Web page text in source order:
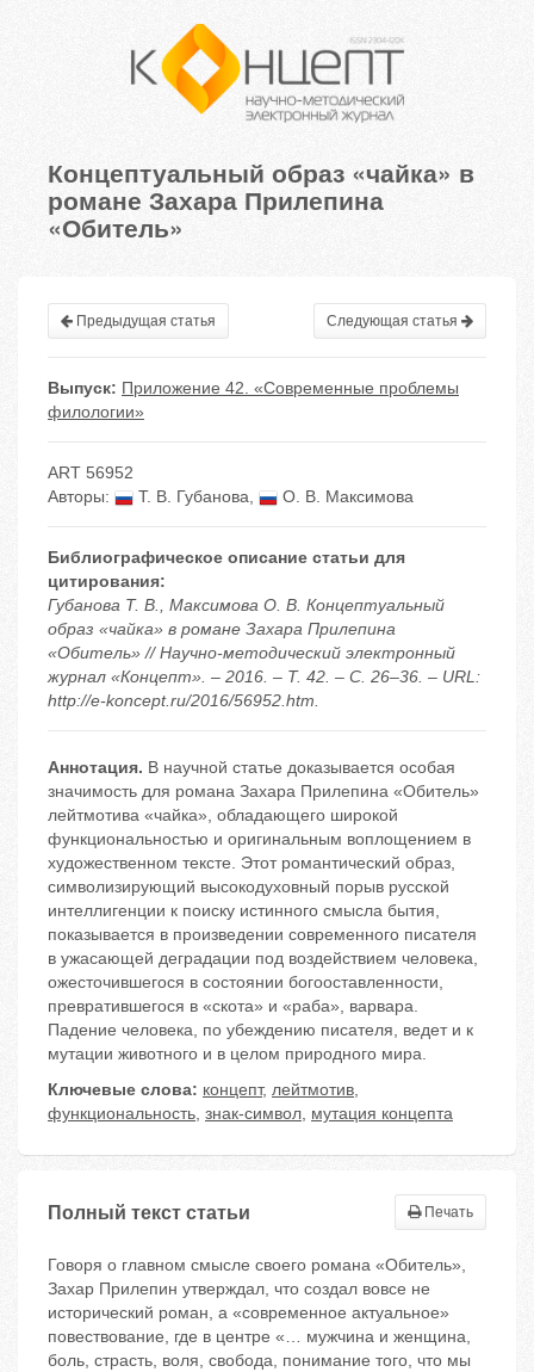
Концептуальный образ «чайка» в
романе Захара Прилепина
«Обитель»
Предыдущая статья Следующая статья
Выпуск: Приложение 42. «Современные проблемы
филологии»
ART 56952
Авторы:
Т. В. Губанова, О. В. Максимова
Библиографическое описание статьи для
цитирования:
Губанова Т. В., Максимова О. В. Концептуальный
образ «чайка» в романе Захара Прилепина
«Обитель» // Научно-методический электронный
журнал «Концепт». – 2016. – Т. 42. – С. 26–36. – URL:
http://e-koncept.ru/2016/56952.htm.
Аннотация. В научной статье доказывается особая
значимость для романа Захара Прилепина «Обитель»
лейтмотива «чайка», обладающего широкой
функциональностью и оригинальным воплощением в
художественном тексте. Этот романтический образ,
символизирующий высокодуховный порыв русской
интеллигенции к поиску истинного смысла бытия,
показывается в произведении современного писателя
в ужасающей деградации под воздействием человека,
ожесточившегося в состоянии богооставленности,
превратившегося в «скота» и «раба», варвара.
Падение человека, по убеждению писателя, ведет и к
мутации животного и в целом природного мира.
Ключевые слова: концепт, лейтмотив,
функциональность, знак-символ, мутация концепта
Полный текст статьи Печать
Говоря о главном смысле своего романа «Обитель»,
Захар Прилепин утверждал, что создал вовсе не
исторический роман, а «современное актуальное»
повествование, где в центре «… мужчина и женщина,
боль, страсть, воля, свобода, понимание того, что мы